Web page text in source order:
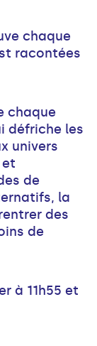
chaque
racontées
chaque
défriche les
univers
de
la
des
de
à 11h55 et